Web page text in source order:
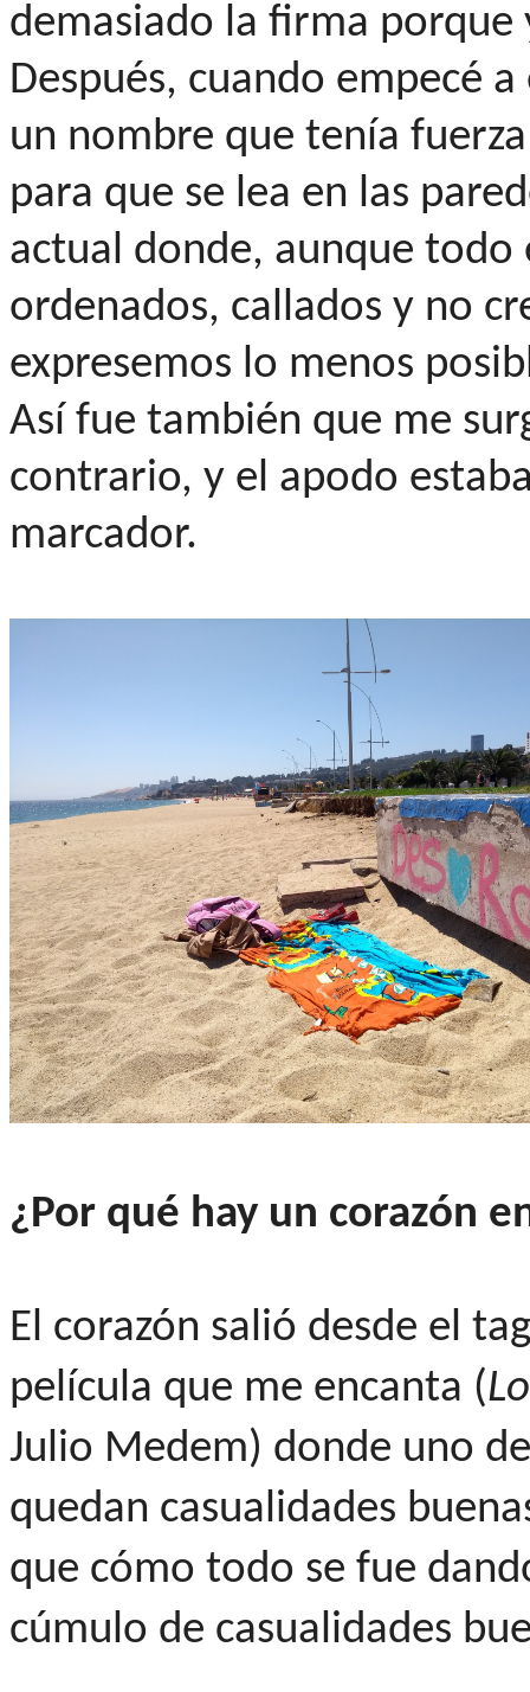
demasiado la firma porque
Después, cuando empecé
un nombre que tenía
para que se lea en las
actual donde, aunque todo
ordenados, callados y no
expresemos lo menos
Así fue también que me
contrario, y el apodo
marcador.
¿Por qué hay un corazón
El corazón salió desde el
película que me encanta (
Julio Medem) donde uno
quedan casualidades
que cómo todo se fue
cúmulo de casualidades